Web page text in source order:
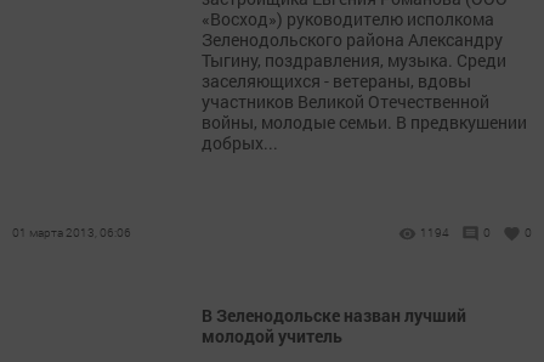
«Восход») руководителю исполкома
Зеленодольского района Александру
Тыгину, поздравления, музыка. Среди
заселяющихся - ветераны, вдовы
участников Великой Отечественной
войны, молодые семьи. В предвкушении
добрых...
01 марта 2013, 06:06 1194 0 0
В Зеленодольске назван лучший
молодой учитель